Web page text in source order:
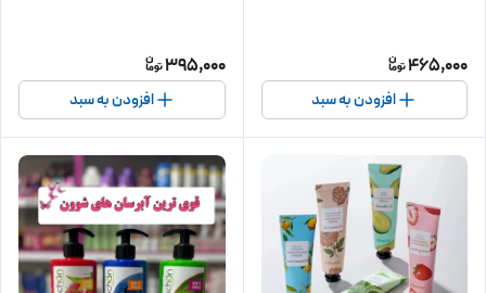
465,000
افزودن به سبد
395,000
افزودن به سبد